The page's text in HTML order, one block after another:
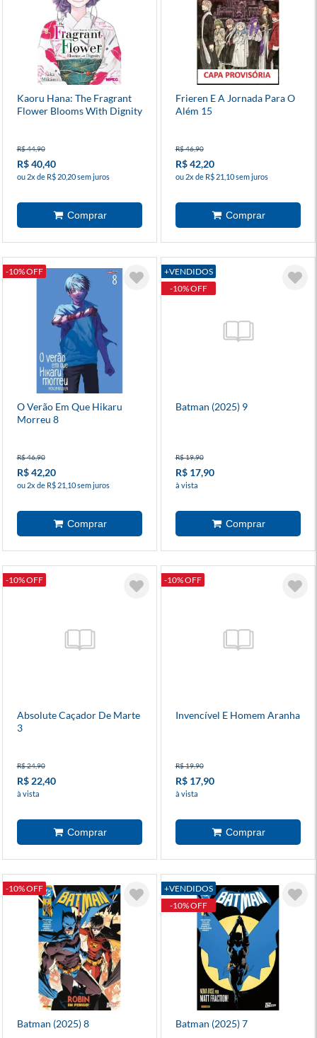
Kaoru Hana: The Fragrant
Flower Blooms With Dignity
R$ 44,90
R$ 40,40
ou 2x de R$ 20,20 sem juros
Frieren E A Jornada Para O
Além 15
R$ 46,90
R$ 42,20
ou 2x de R$ 21,10 sem juros
-10% OFF
O Verão Em Que Hikaru
Morreu 8
R$ 46,90
R$ 42,20
ou 2x de R$ 21,10 sem juros
+VENDIDOS
-10% OFF
Batman (2025) 9
R$ 19,90
R$ 17,90
à vista
-10% OFF
Absolute Caçador De Marte
3
R$ 24,90
R$ 22,40
à vista
-10% OFF
Invencível E Homem Aranha
R$ 19,90
R$ 17,90
à vista
-10% OFF
Batman (2025) 8
+VENDIDOS
-10% OFF
Batman (2025) 7